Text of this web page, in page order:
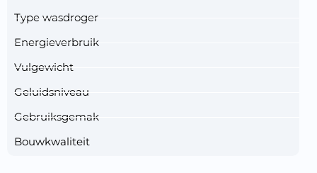
Type wasdroger
Energieverbruik
Vulgewicht
Geluidsniveau
Gebruiksgemak
Bouwkwaliteit